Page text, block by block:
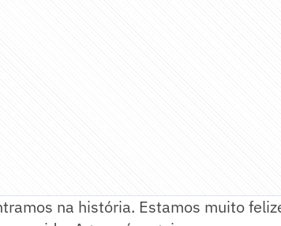
na história. Estamos muito